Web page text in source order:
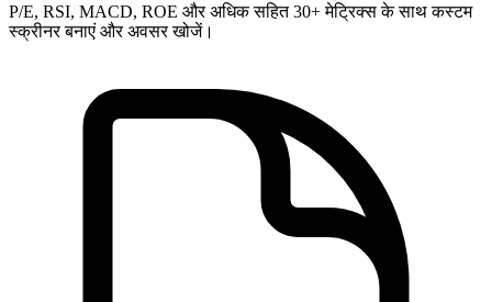
P/E, RSI, MACD, ROE और अधिक सहित 30+ मेट्रिक्स के साथ कस्टम
स्क्रीनर बनाएं और अवसर खोजें।